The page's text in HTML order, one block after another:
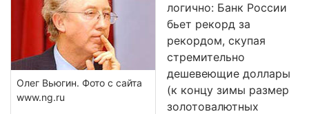
Олег Вьюгин. Фото с сайта
www.ng.ru
логично: Банк России
бьет рекорд за
рекордом, скупая
стремительно
дешевеющие доллары
(к концу зимы размер
золотовалютных